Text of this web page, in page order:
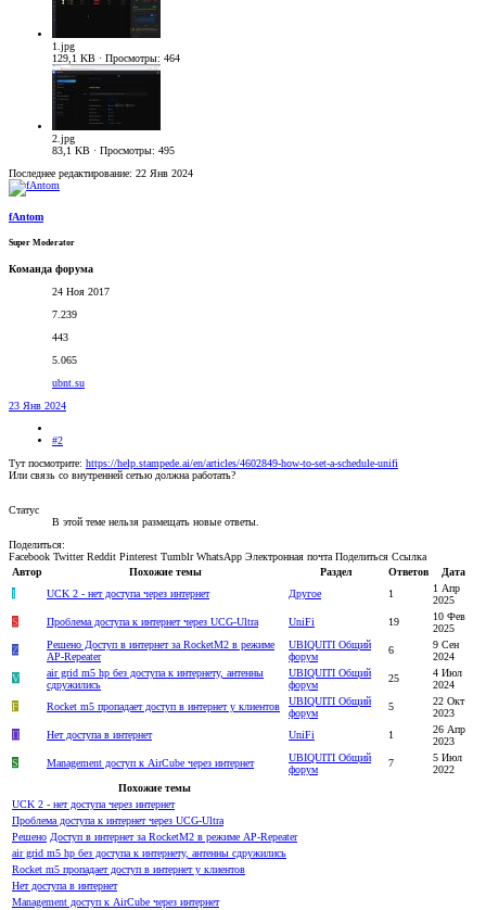
1.jpg
129,1 KB · Просмотры: 464
2.jpg
83,1 KB · Просмотры: 495
Последнее редактирование: 22 Янв 2024
fAntom
Super Moderator
Команда форума
24 Ноя 2017
7.239
443
5.065
ubnt.su
23 Янв 2024
#2
Тут посмотрите: https://help.stampede.ai/en/articles/4602849-how-to-set-a-schedule-unifi
Или связь со внутренней сетью должна работать?
Статус
В этой теме нельзя размещать новые ответы.
Поделиться:
Facebook Twitter Reddit Pinterest Tumblr WhatsApp Электронная почта Поделиться Ссылка
Автор
Похожие темы Раздел Ответов
Дата
I
UCK 2 - нет доступа через интернет Другое 1
1 Апр
2025
S
Проблема доступа к интернет через UCG-Ultra UniFi 19
10 Фев
2025
Z
Решено Доступ в интернет за RocketM2 в режиме
AP-Repeater
UBIQUITI Общий
форум
6
9 Сен
2024
V
air grid m5 hp без доступа к интернету, антенны
сдружились
UBIQUITI Общий
форум
25
4 Июл
2024
F
Rocket m5 пропадает доступ в интернет у клиентов
UBIQUITI Общий
форум
5
22 Окт
2023
П
Нет доступа в интернет UniFi 1
26 Апр
2023
S
Management доступ к AirCube через интернет
UBIQUITI Общий
форум
7
5 Июл
2022
Похожие темы
UCK 2 - нет доступа через интернет
Проблема доступа к интернет через UCG-Ultra
Решено Доступ в интернет за RocketM2 в режиме AP-Repeater
air grid m5 hp без доступа к интернету, антенны сдружились
Rocket m5 пропадает доступ в интернет у клиентов
Нет доступа в интернет
Management доступ к AirCube через интернет